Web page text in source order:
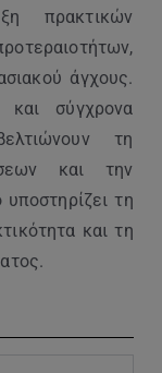
πρακτικών
άγχους.
σύγχρονα
τη
και την
τη
και τη